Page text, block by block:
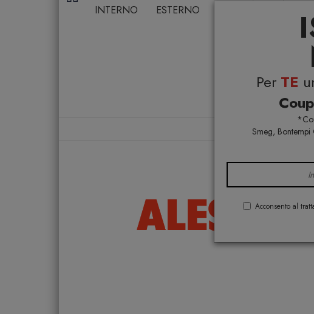
Per TE
Smeg, Bontempi
Acconsento al
INTERNO
ESTERNO